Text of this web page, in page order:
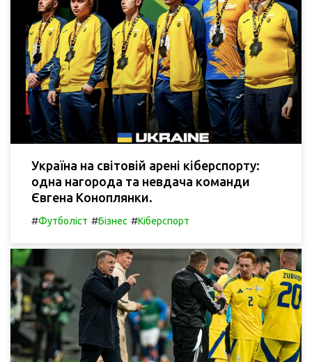
Україна на світовій арені кіберспорту:
одна нагорода та невдача команди
Євгена Коноплянки.
#Футболіст #Бізнес #Кіберспорт